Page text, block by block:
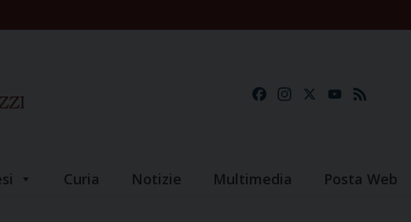
FacebookInstagramYouTube
Curia Notizie Multimedia Posta Web